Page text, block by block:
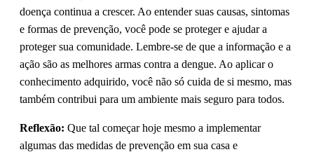
doença continua a crescer. Ao entender suas causas, sintomas
e formas de prevenção, você pode se proteger e ajudar a
proteger sua comunidade. Lembre-se de que a informação e a
ação são as melhores armas contra a dengue. Ao aplicar o
conhecimento adquirido, você não só cuida de si mesmo, mas
também contribui para um ambiente mais seguro para todos.
Reflexão: Que tal começar hoje mesmo a implementar
algumas das medidas de prevenção em sua casa e